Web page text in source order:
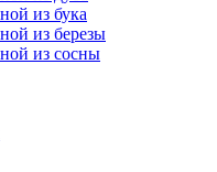
из бука
из березы
из сосны